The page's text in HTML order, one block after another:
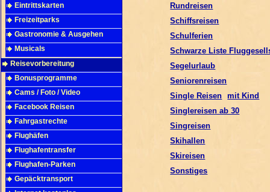
Eintrittskarten
Freizeitparks
Gastronomie & Ausgehen
Musicals
Reisevorbereitung
Bonusprogramme
Cams / Foto / Video
Facebook Reisen
Fahrgastrechte
Flughäfen
Flughafentransfer
Flughafen-Parken
Gepäcktransport
Rundreisen
Schiffsreisen
Schulferien
Schwarze Liste
Segelurlaub
Seniorenreisen
Single Reisen
mit Kind
Singlereisen ab 30
Singreisen
Skihallen
Skireisen
Sonstiges